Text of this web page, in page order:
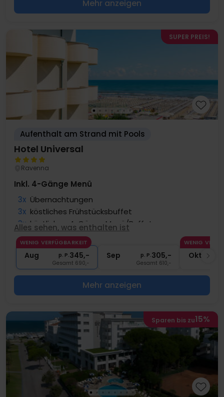
Mehr anzeigen
SUPER PREIS!
Aufenthalt am Strand mit Pools
Hotel Universal
Ravenna
Inkl. 4-Gänge Menü
3x Übernachtungen
3x köstliches Frühstücksbuffet
3x köstliches 4-Gänge Menü/Buffet
∞ Gratis Nutzung der Schwimmbäder
∞ Gratis Nutzung Fitness
Alles sehen, was enthalten ist
WENIG VERFÜGBARKEIT
Aug p. P.345,-
Gesamt 690,-
Sep p. P.305,-
Gesamt 610,-
WENIG
Okt
Mehr anzeigen
Sparen bis zu15%